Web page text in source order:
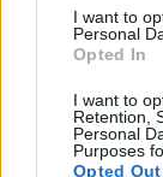
I want to
Personal
Opted In
I want to
Retention,
Personal
Purposes
Opted Out
Nufilmavo,
vaizdas
„Pagarba